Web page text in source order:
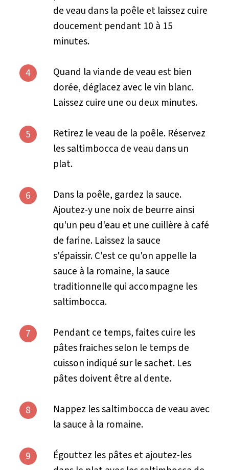
de veau dans la poêle et laissez cuire
doucement pendant 10 à 15
minutes.
4
Quand la viande de veau est bien
dorée, déglacez avec le vin blanc.
Laissez cuire une ou deux minutes.
5
Retirez le veau de la poêle. Réservez
les saltimbocca de veau dans un
plat.
6
Dans la poêle, gardez la sauce.
Ajoutez-y une noix de beurre ainsi
qu'un peu d'eau et une cuillère à café
de farine. Laissez la sauce
s'épaissir. C'est ce qu'on appelle la
sauce à la romaine, la sauce
traditionnelle qui accompagne les
saltimbocca.
7
Pendant ce temps, faites cuire les
pâtes fraiches selon le temps de
cuisson indiqué sur le sachet. Les
pâtes doivent être al dente.
8
Nappez les saltimbocca de veau avec
la sauce à la romaine.
9
Égouttez les pâtes et ajoutez-les